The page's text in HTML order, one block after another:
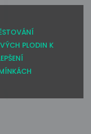
PLODIN K